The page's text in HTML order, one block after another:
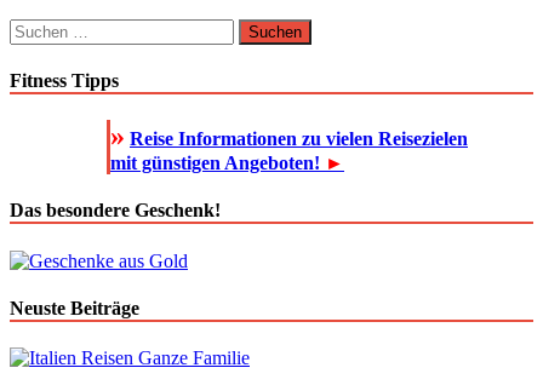
Suchen
nach:
Fitness Tipps
» Reise Informationen zu vielen Reisezielen
mit günstigen Angeboten! ►
Das besondere Geschenk!
Neuste Beiträge